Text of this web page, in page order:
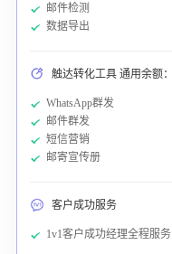
邮件检测
数据导出
触达转化工具 通用余额：
WhatsApp群发
邮件群发
短信营销
邮寄宣传册
客户成功服务
1v1客户成功经理全程服务